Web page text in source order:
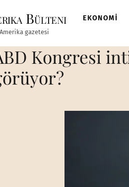
Bülteni
gazetesi
EKONOMİ
Kongresi